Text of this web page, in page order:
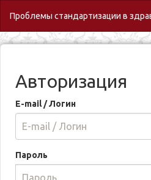
Проблемы стандартизации в
Авторизация
E-mail / Логин
Пароль